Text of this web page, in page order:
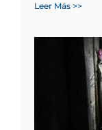
Leer Más >>